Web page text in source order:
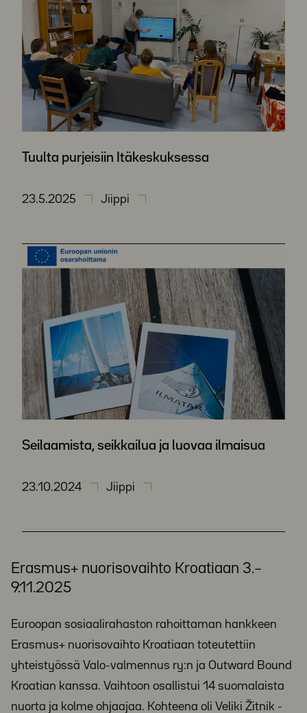
Tuulta purjeisiin Itäkeskuksessa
23.5.2025 Jiippi
Seilaamista, seikkailua ja luovaa ilmaisua
23.10.2024 Jiippi
Erasmus+ nuorisovaihto Kroatiaan 3.–
9.11.2025
Euroopan sosiaalirahaston rahoittaman hankkeen
Erasmus+ nuorisovaihto Kroatiaan toteutettiin
yhteistyössä Valo-valmennus ry:n ja Outward Bound
Kroatian kanssa. Vaihtoon osallistui 14 suomalaista
nuorta ja kolme ohjaajaa. Kohteena oli Veliki Žitnik -